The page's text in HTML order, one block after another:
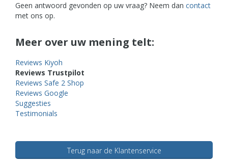
Geen antwoord gevonden op uw vraag? Neem dan contact
met ons op.
Meer over uw mening telt:
Reviews Kiyoh
Reviews Trustpilot
Reviews Safe 2 Shop
Reviews Google
Suggesties
Testimonials
Terug naar de Klantenservice